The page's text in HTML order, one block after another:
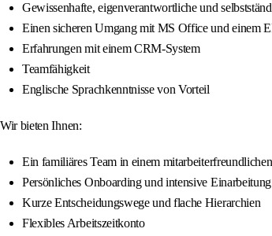
Gewissenhafte, eigenverantwortliche und
Einen sicheren Umgang mit MS Office und einem
Erfahrungen mit einem CRM-System
Teamfähigkeit
Englische Sprachkenntnisse von Vorteil
Wir bieten Ihnen:
Ein familiäres Team in einem
Persönliches Onboarding und intensive
Kurze Entscheidungswege und flache Hierarchien
Flexibles Arbeitszeitkonto